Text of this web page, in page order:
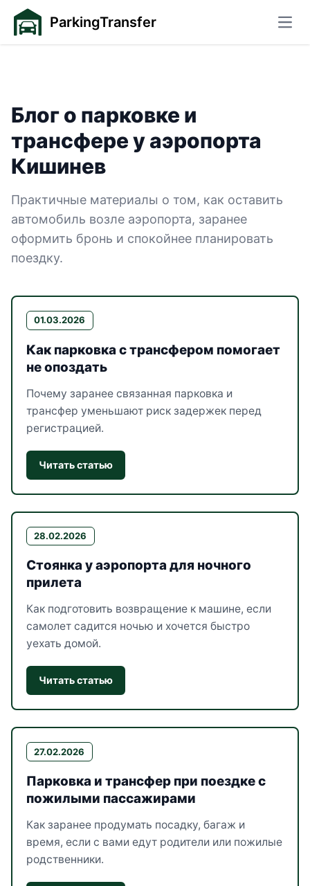
ParkingTransfer
Блог о парковке и
трансфере у аэропорта
Кишинев— страница 13
Практичные материалы о том, как оставить
автомобиль возле аэропорта, заранее
оформить бронь и спокойнее планировать
поездку.
01.03.2026
Как парковка с трансфером помогает
не опоздать
Почему заранее связанная парковка и
трансфер уменьшают риск задержек перед
регистрацией.
Читать статью
28.02.2026
Стоянка у аэропорта для ночного
прилета
Как подготовить возвращение к машине, если
самолет садится ночью и хочется быстро
уехать домой.
Читать статью
27.02.2026
Парковка и трансфер при поездке с
пожилыми пассажирами
Как заранее продумать посадку, багаж и
время, если с вами едут родители или пожилые
родственники.